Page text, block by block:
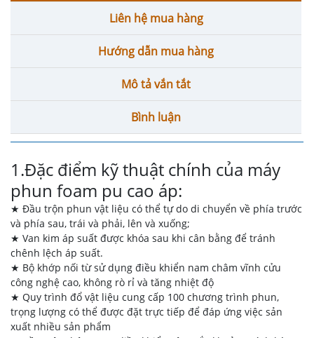
Liên hệ mua hàng
Hướng dẫn mua hàng
Mô tả vắn tắt
Bình luận
1.Đặc điểm kỹ thuật chính của máy
phun foam pu cao áp:
★ Đầu trộn phun vật liệu có thể tự do di chuyển về phía trước
và phía sau, trái và phải, lên và xuống;
★ Van kim áp suất được khóa sau khi cân bằng để tránh
chênh lệch áp suất.
★ Bộ khớp nối từ sử dụng điều khiển nam châm vĩnh cửu
công nghệ cao, không rò rỉ và tăng nhiệt độ
★ Quy trình đổ vật liệu cung cấp 100 chương trình phun,
trọng lượng có thể được đặt trực tiếp để đáp ứng việc sản
xuất nhiều sản phẩm